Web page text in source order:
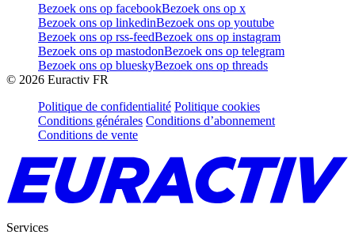
Bezoek ons op facebookBezoek ons op x
Bezoek ons op linkedinBezoek ons op youtube
Bezoek ons op rss-feedBezoek ons op instagram
Bezoek ons op mastodonBezoek ons op telegram
Bezoek ons op blueskyBezoek ons op threads
© 2026 Euractiv FR
Politique de confidentialité Politique cookies
Conditions générales Conditions d’abonnement
Conditions de vente
Services